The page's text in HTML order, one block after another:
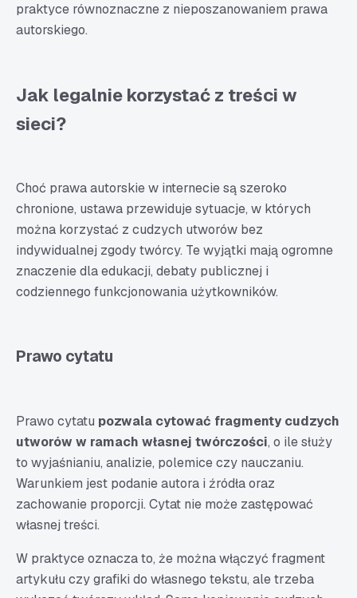
praktyce równoznaczne z nieposzanowaniem prawa
autorskiego.
Jak legalnie korzystać z treści w
sieci?
Choć prawa autorskie w internecie są szeroko
chronione, ustawa przewiduje sytuacje, w których
można korzystać z cudzych utworów bez
indywidualnej zgody twórcy. Te wyjątki mają ogromne
znaczenie dla edukacji, debaty publicznej i
codziennego funkcjonowania użytkowników.
Prawo cytatu
Prawo cytatu pozwala cytować fragmenty cudzych
utworów w ramach własnej twórczości, o ile służy
to wyjaśnianiu, analizie, polemice czy nauczaniu.
Warunkiem jest podanie autora i źródła oraz
zachowanie proporcji. Cytat nie może zastępować
własnej treści.
W praktyce oznacza to, że można włączyć fragment
artykułu czy grafiki do własnego tekstu, ale trzeba